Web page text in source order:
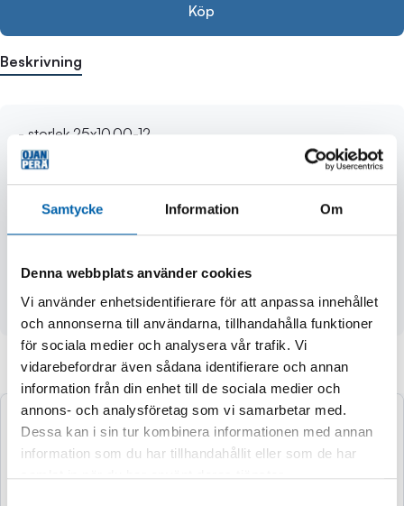
Samtycke Information Om
Denna webbplats använder cookies
Vi använder enhetsidentifierare för att anpassa innehållet
och annonserna till användarna, tillhandahålla funktioner
för sociala medier och analysera vår trafik. Vi
vidarebefordrar även sådana identifierare och annan
information från din enhet till de sociala medier och
annons- och analysföretag som vi samarbetar med.
Dessa kan i sin tur kombinera informationen med annan
information som du har tillhandahållit eller som de har
samlat in när du har använt deras tjänster.
Köp
Beskrivning
- storlek 25x10.00-12
- typ TL
- diameter Ø 635 mm
- vikt- och hastighetsklass 50 LI, 190 kg, F SI, 80 km/h
- rekommenderat tryck 7 psi / 0,5 bar
- fälgrekommendation 8.00 / alternativ 7.00
Andra köpte även